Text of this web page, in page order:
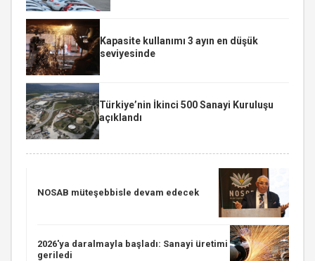
Kapasite kullanımı 3 ayın en düşük
seviyesinde
Türkiye’nin İkinci 500 Sanayi Kuruluşu
açıklandı
NOSAB müteşebbisle devam edecek
2026'ya daralmayla başladı: Sanayi üretimi
geriledi